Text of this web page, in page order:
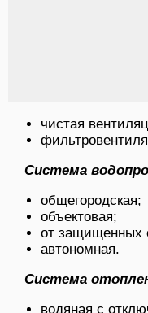
чистая
Система
общегородская;
объектовая;
от защищенных
автономная.
Система
водяная с